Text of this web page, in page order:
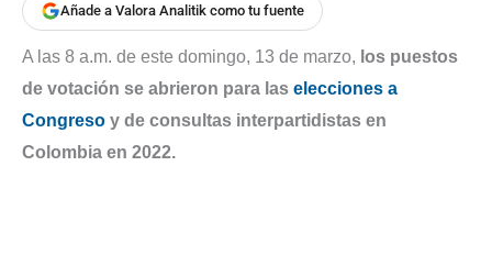
Añade a Valora Analitik como tu fuente
A las 8 a.m. de este domingo, 13 de marzo, los puestos
de votación se abrieron para las elecciones a
Congreso y de consultas interpartidistas en
Colombia en 2022.